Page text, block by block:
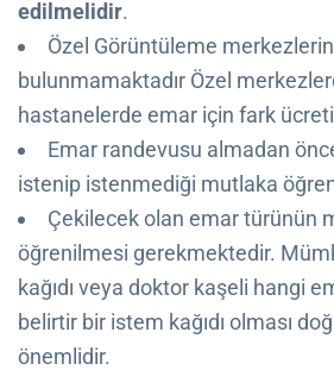
edilmelidir.
Özel Görüntüleme
bulunmamaktadır Özel
hastanelerde emar için fark
Emar randevusu almadan
istenip istenmediği mutlaka
Çekilecek olan emar türünün
öğrenilmesi gerekmektedir.
kağıdı veya doktor kaşeli hangi
belirtir bir istem kağıdı olması
önemlidir.